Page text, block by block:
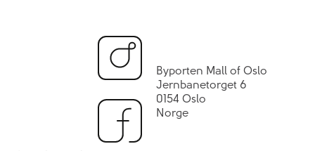
Byporten Mall of Oslo
Jernbanetorget 6
0154 Oslo
Norge